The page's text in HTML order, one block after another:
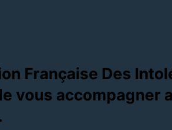
Française Des
vous accompagner